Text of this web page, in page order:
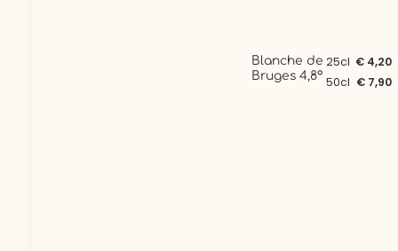
Blanche de
Bruges 4,8°
25cl € 4,20
50cl € 7,90